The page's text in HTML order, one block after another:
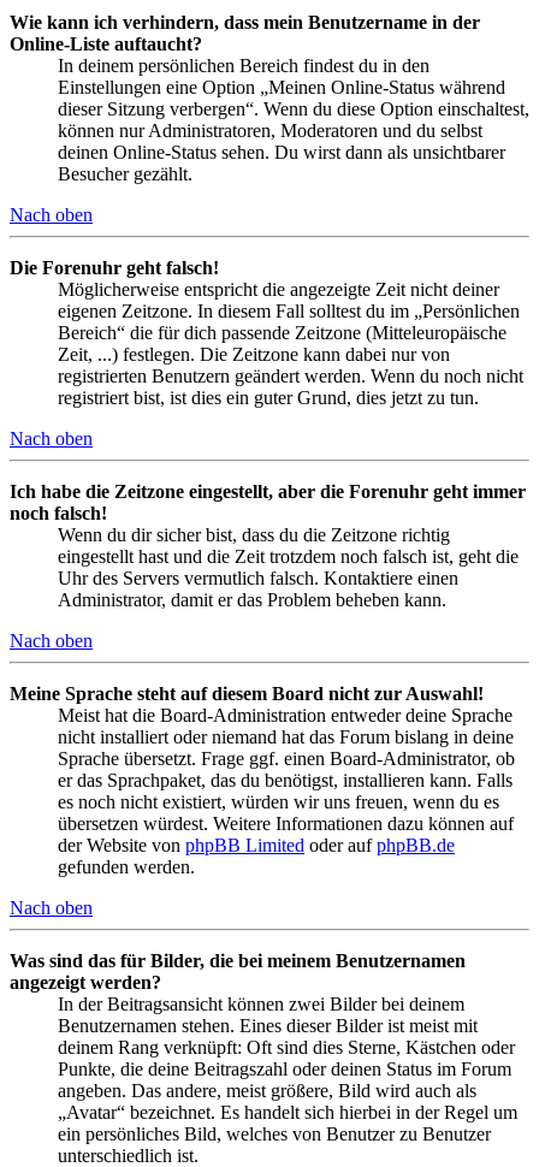
Wie kann ich verhindern, dass mein Benutzername in der
Online-Liste auftaucht?
In deinem persönlichen Bereich findest du in den
Einstellungen eine Option „Meinen Online-Status während
dieser Sitzung verbergen“. Wenn du diese Option einschaltest,
können nur Administratoren, Moderatoren und du selbst
deinen Online-Status sehen. Du wirst dann als unsichtbarer
Besucher gezählt.
Nach oben
Die Forenuhr geht falsch!
Möglicherweise entspricht die angezeigte Zeit nicht deiner
eigenen Zeitzone. In diesem Fall solltest du im „Persönlichen
Bereich“ die für dich passende Zeitzone (Mitteleuropäische
Zeit, ...) festlegen. Die Zeitzone kann dabei nur von
registrierten Benutzern geändert werden. Wenn du noch nicht
registriert bist, ist dies ein guter Grund, dies jetzt zu tun.
Nach oben
Ich habe die Zeitzone eingestellt, aber die Forenuhr geht immer
noch falsch!
Wenn du dir sicher bist, dass du die Zeitzone richtig
eingestellt hast und die Zeit trotzdem noch falsch ist, geht die
Uhr des Servers vermutlich falsch. Kontaktiere einen
Administrator, damit er das Problem beheben kann.
Nach oben
Meine Sprache steht auf diesem Board nicht zur Auswahl!
Meist hat die Board-Administration entweder deine Sprache
nicht installiert oder niemand hat das Forum bislang in deine
Sprache übersetzt. Frage ggf. einen Board-Administrator, ob
er das Sprachpaket, das du benötigst, installieren kann. Falls
es noch nicht existiert, würden wir uns freuen, wenn du es
übersetzen würdest. Weitere Informationen dazu können auf
der Website von phpBB Limited oder aufphpBB.de
gefunden werden.
Nach oben
Was sind das für Bilder, die bei meinem Benutzernamen
angezeigt werden?
In der Beitragsansicht können zwei Bilder bei deinem
Benutzernamen stehen. Eines dieser Bilder ist meist mit
deinem Rang verknüpft: Oft sind dies Sterne, Kästchen oder
Punkte, die deine Beitragszahl oder deinen Status im Forum
angeben. Das andere, meist größere, Bild wird auch als
„Avatar“ bezeichnet. Es handelt sich hierbei in der Regel um
ein persönliches Bild, welches von Benutzer zu Benutzer
unterschiedlich ist.